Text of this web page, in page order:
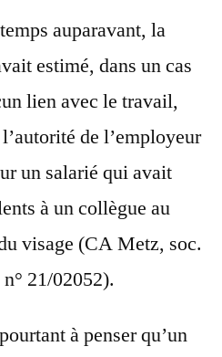
auparavant, la
estimé, dans un cas
lien avec le travail,
de l’employeur
un salarié qui avait
à un collègue au
visage (CA Metz, soc.
21/02052).
à penser qu’un